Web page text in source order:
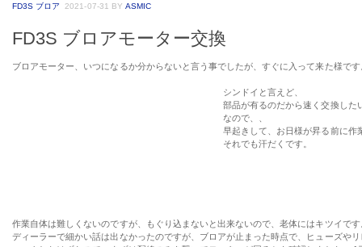
FD3S ブロア 2021-07-31 BY ASMIC
FD3S ブロアモーター交換
ブロアモーター、いつになるか分からないと言う事でしたが、すぐに入って来た様です
シンドイと言えど、
部品が有るのだから速く交換した
なので、、
早起きして、お日様が昇る前に作
それでも汗だくです。
作業自体は難しくないのですが、もぐり込まないと出来ないので、老体にはキツイです
ディーラーで細かい話は出なかったのですが、ブロアが止まった時点で、ヒューズや